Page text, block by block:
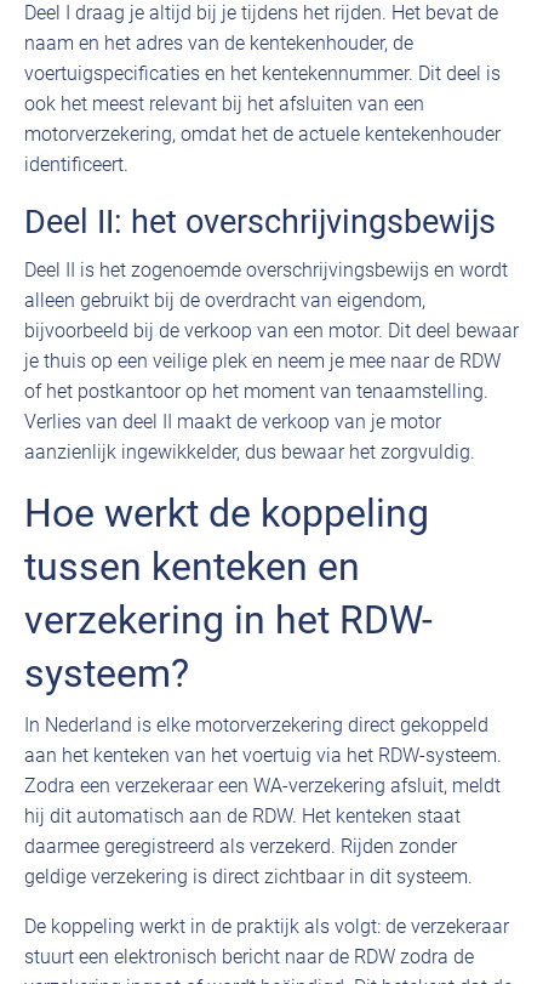
Deel I draag je altijd bij je tijdens het rijden. Het bevat de
naam en het adres van de kentekenhouder, de
voertuigspecificaties en het kentekennummer. Dit deel is
ook het meest relevant bij het afsluiten van een
motorverzekering, omdat het de actuele kentekenhouder
identificeert.
Deel II: het overschrijvingsbewijs
Deel II is het zogenoemde overschrijvingsbewijs en wordt
alleen gebruikt bij de overdracht van eigendom,
bijvoorbeeld bij de verkoop van een motor. Dit deel bewaar
je thuis op een veilige plek en neem je mee naar de RDW
of het postkantoor op het moment van tenaamstelling.
Verlies van deel II maakt de verkoop van je motor
aanzienlijk ingewikkelder, dus bewaar het zorgvuldig.
Hoe werkt de koppeling
tussen kenteken en
verzekering in het RDW-
systeem?
In Nederland is elke motorverzekering direct gekoppeld
aan het kenteken van het voertuig via het RDW-systeem.
Zodra een verzekeraar een WA-verzekering afsluit, meldt
hij dit automatisch aan de RDW. Het kenteken staat
daarmee geregistreerd als verzekerd. Rijden zonder
geldige verzekering is direct zichtbaar in dit systeem.
De koppeling werkt in de praktijk als volgt: de verzekeraar
stuurt een elektronisch bericht naar de RDW zodra de